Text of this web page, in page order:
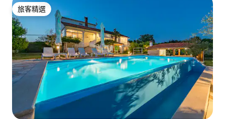
旅客精選
旅客精選